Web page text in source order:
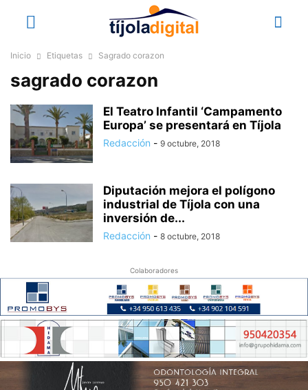
Inicio Etiquetas Sagrado corazon
sagrado corazon
El Teatro Infantil ‘Campamento
Europa’ se presentará en Tíjola
Redacción - 9 octubre, 2018
Diputación mejora el polígono
industrial de Tíjola con una
inversión de...
Redacción - 8 octubre, 2018
Colaboradores